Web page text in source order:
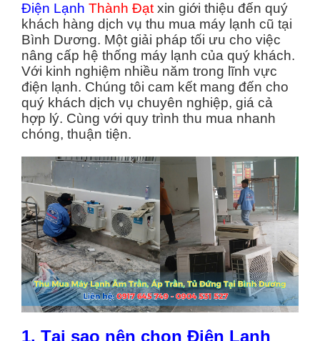
Điện Lạnh Thành Đạt xin giới thiệu đến quý
khách hàng dịch vụ thu mua máy lạnh cũ tại
Bình Dương. Một giải pháp tối ưu cho việc
nâng cấp hệ thống máy lạnh của quý khách.
Với kinh nghiệm nhiều năm trong lĩnh vực
điện lạnh. Chúng tôi cam kết mang đến cho
quý khách dịch vụ chuyên nghiệp, giá cả
hợp lý. Cùng với quy trình thu mua nhanh
chóng, thuận tiện.
1. Tại sao nên chọn Điện Lạnh